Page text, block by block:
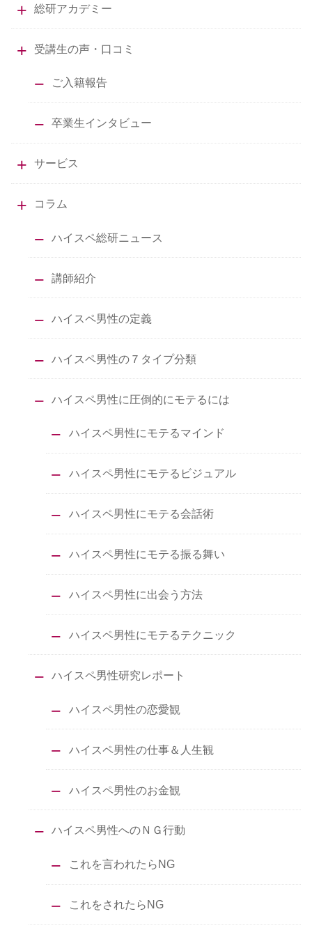
総研アカデミー
受講生の声・口コミ
ご入籍報告
卒業生インタビュー
サービス
コラム
ハイスペ総研ニュース
講師紹介
ハイスペ男性の定義
ハイスペ男性の７タイプ分類
ハイスペ男性に圧倒的にモテるには
ハイスペ男性にモテるマインド
ハイスペ男性にモテるビジュアル
ハイスペ男性にモテる会話術
ハイスペ男性にモテる振る舞い
ハイスペ男性に出会う方法
ハイスペ男性にモテるテクニック
ハイスペ男性研究レポート
ハイスペ男性の恋愛観
ハイスペ男性の仕事＆人生観
ハイスペ男性のお金観
ハイスペ男性へのＮＧ行動
これを言われたらNG
これをされたらNG